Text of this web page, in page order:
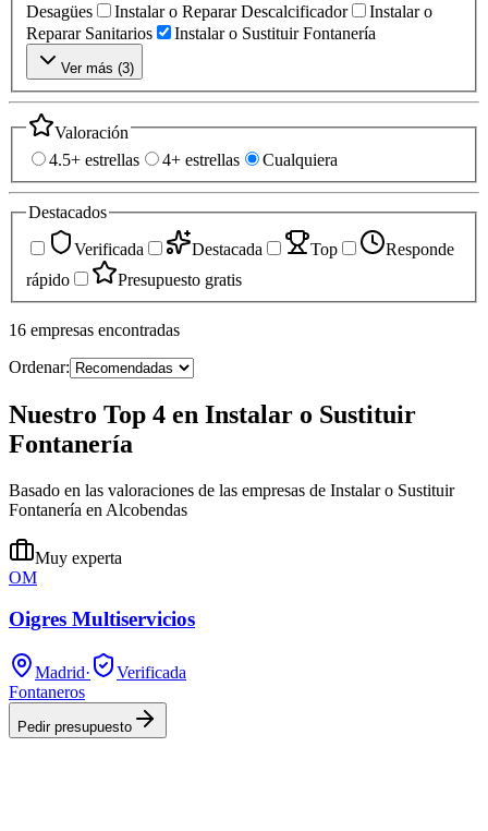
Desagües
Instalar o Reparar Descalcificador
Instalar o
Reparar Sanitarios
Instalar o Sustituir Fontanería
Ver más (3)
Valoración
4.5+ estrellas
4+ estrellas Cualquiera
Destacados
Verificada
Destacada Top
Responde
rápido
Presupuesto gratis
16 empresas encontradas
Ordenar:
Nuestro Top 4 en Instalar o Sustituir
Fontanería
Basado en las valoraciones de las empresas de Instalar o Sustituir
Fontanería en Alcobendas
Muy experta
OM
Oigres Multiservicios
Madrid·
Verificada
Fontaneros
Pedir presupuesto